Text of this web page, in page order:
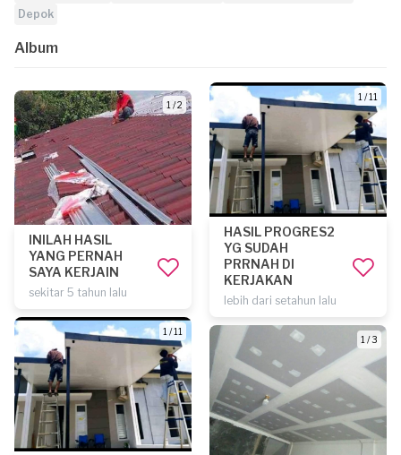
Depok
Album
1 / 2
INILAH HASIL
YANG PERNAH
SAYA KERJAIN
sekitar 5 tahun lalu
1 / 11
HASIL PROGRES2
YG SUDAH
PRRNAH DI
KERJAKAN
lebih dari setahun lalu
1 / 11
1 / 3